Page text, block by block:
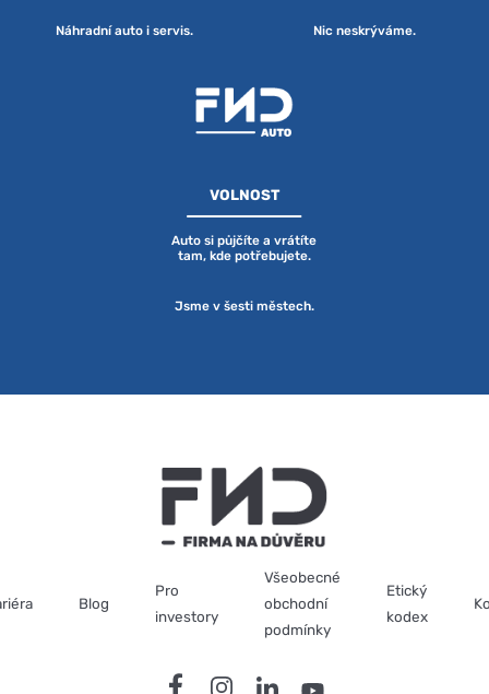
Náhradní auto i servis. Nic neskrýváme.
VOLNOST
Auto si půjčíte a vrátíte
tam, kde potřebujete.
Jsme v šesti městech.
Blog
Pro
investory
Všeobecné
obchodní
podmínky
Etický
kodex